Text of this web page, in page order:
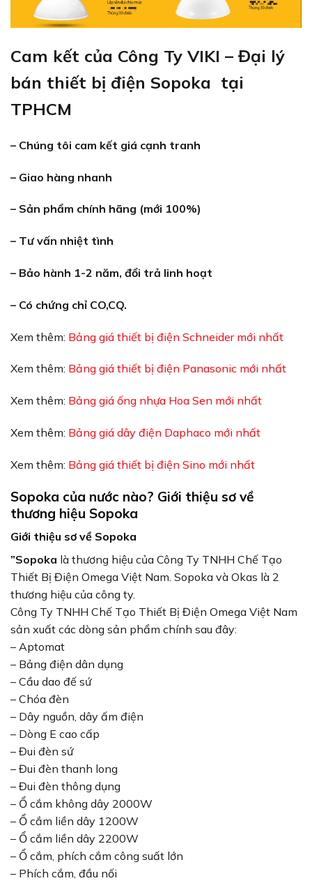
Cam kết của Công Ty VIKI – Đại lý
bán thiết bị điện Sopoka tại
TPHCM
– Chúng tôi cam kết giá cạnh tranh
– Giao hàng nhanh
– Sản phẩm chính hãng (mới 100%)
– Tư vấn nhiệt tình
– Bảo hành 1-2 năm, đổi trả linh hoạt
– Có chứng chỉ CO,CQ.
Xem thêm: Bảng giá thiết bị điện Schneider mới nhất
Xem thêm: Bảng giá thiết bị điện Panasonic mới nhất
Xem thêm: Bảng giá ống nhựa Hoa Sen mới nhất
Xem thêm: Bảng giá dây điện Daphaco mới nhất
Xem thêm: Bảng giá thiết bị điện Sino mới nhất
Sopoka của nước nào? Giới thiệu sơ về
thương hiệu Sopoka
Giới thiệu sơ về Sopoka
”Sopoka là thương hiệu của Công Ty TNHH Chế Tạo
Thiết Bị Điện Omega Việt Nam. Sopoka và Okas là 2
thương hiệu của công ty.
Công Ty TNHH Chế Tạo Thiết Bị Điện Omega Việt Nam
sản xuất các dòng sản phẩm chính sau đây:
– Aptomat
– Bảng điện dân dụng
– Cầu dao đế sứ
– Chóa đèn
– Dây nguồn, dây ấm điện
– Dòng E cao cấp
– Đui đèn sứ
– Đui đèn thanh long
– Đui đèn thông dụng
– Ổ cắm không dây 2000W
– Ổ cắm liền dây 1200W
– Ổ cắm liền dây 2200W
– Ổ cắm, phích cắm công suất lớn
– Phích cắm, đầu nối